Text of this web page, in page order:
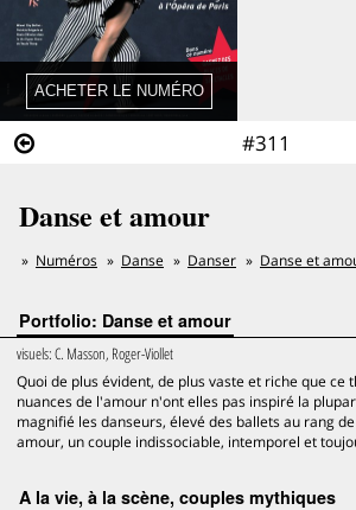
#311
Danse et amour
Numéros Danse Danser Danse et
Portfolio: Danse et amour
visuels:C. Masson, Roger-Viollet
Quoi de plus évident, de plus vaste et riche que ce
nuances de l'amour n'ont elles pas inspiré la
magnifié les danseurs, élevé des ballets au rang
amour, un couple indissociable, intemporel et
A la vie, à la scène, couples mythiques